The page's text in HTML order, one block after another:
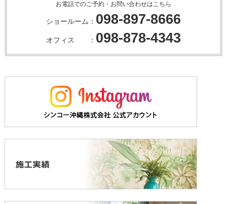
お電話でのご予約・お問い合わせはこちら
ショールーム： 098-897-8666
オフィス ： 098-878-4343